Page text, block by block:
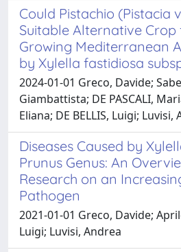
Could Pistachio (Pistacia
Suitable Alternative Crop
Growing Mediterranean
by Xylella fastidiosa
2024-01-01 Greco, Davide;
Giambattista; DE PASCALI,
Eliana; DE BELLIS, Luigi; Luvisi,
Diseases Caused by
Prunus Genus: An
Research on an
Pathogen
2021-01-01 Greco, Davide;
Luigi; Luvisi, Andrea